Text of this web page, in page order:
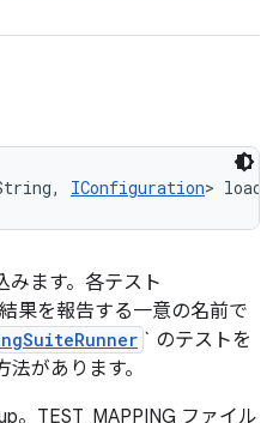
IConfiguration>
みます。各テスト
果を報告する一意の名前で
` のテストを
があります。
TEST_MAPPING ファイル